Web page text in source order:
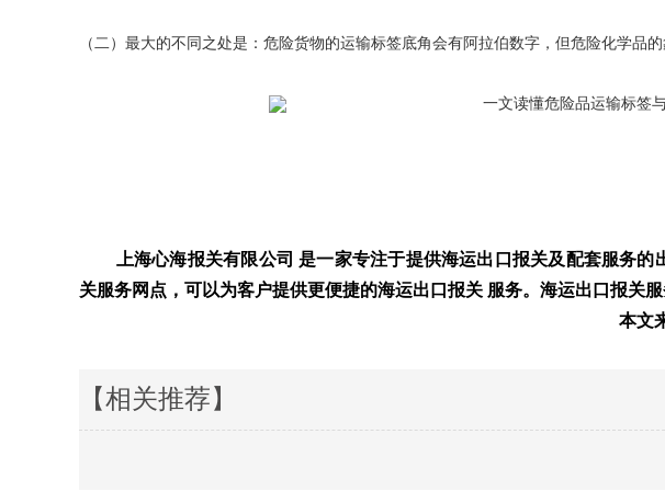
（二）最大的不同之处是：危险货物的运输标签底角会有阿拉伯数字，但危险化学品
上海心海报关有限公司 是一家专注于提供海运出口报关及配套服务
关服务网点，可以为客户提供更便捷的海运出口报关 服务。海运出口报关
本文来源于网络，如有侵
【相关推荐】